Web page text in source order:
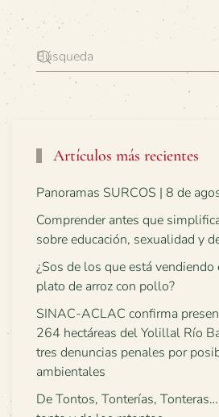
Artículos más recientes
Panoramas SURCOS | 8 de
Comprender antes que
sobre educación, sexualidad y
¿Sos de los que está
plato de arroz con pollo?
SINAC-ACLAC confirma
264 hectáreas del Yolillal Río
tres denuncias penales por
ambientales
De Tontos, Tonterías,